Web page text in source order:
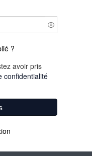
?
avoir pris
confidentialité